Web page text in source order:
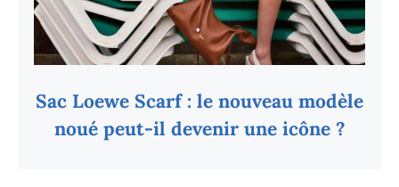
Sac Loewe Scarf : le nouveau modèle
noué peut-il devenir une icône ?